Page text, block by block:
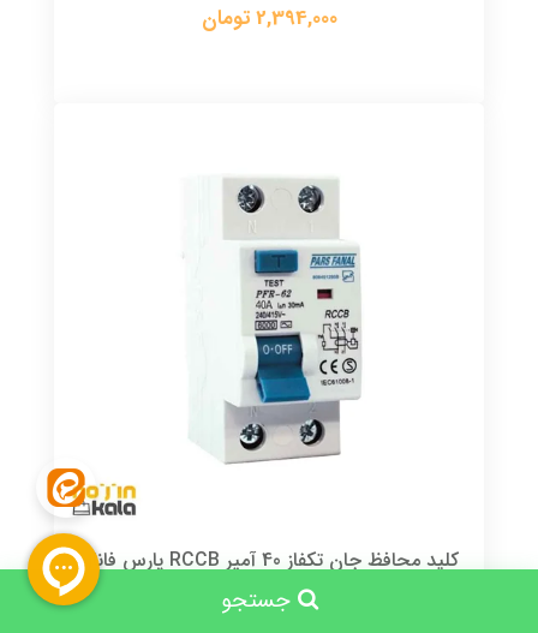
2,394,000 تومان
کلید محافظ جان تکفاز 40 آمپر RCCB پارس فانال
2,982,000 تومان
جستجو